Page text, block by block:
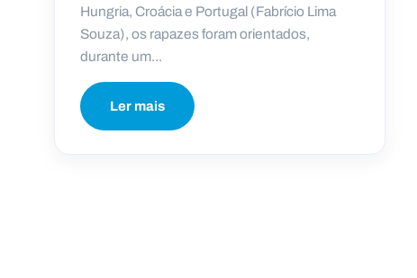
Hungria, Croácia e Portugal (Fabrício Lima
Souza), os rapazes foram orientados,
durante um...
Ler mais